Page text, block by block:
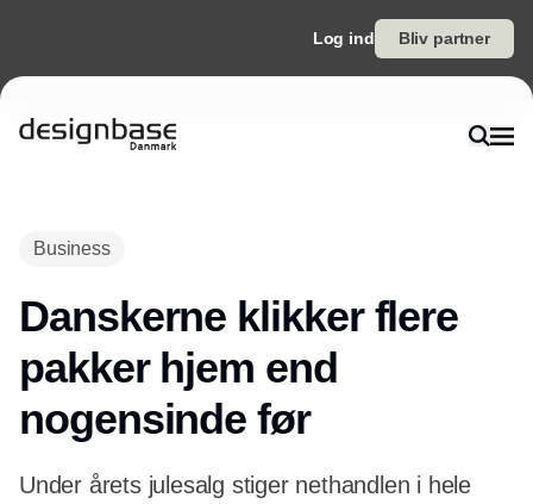
Log ind Bliv partner
Business
Danskerne klikker flere
pakker hjem end
nogensinde før
Under årets julesalg stiger nethandlen i hele